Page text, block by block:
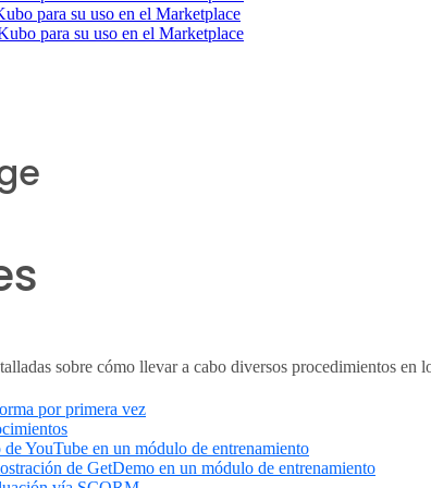
para su uso en el Marketplace
para su uso en el Marketplace
sobre cómo llevar a cabo diversos procedimientos en
por primera vez
YouTube en un módulo de entrenamiento
de GetDemo en un módulo de entrenamiento